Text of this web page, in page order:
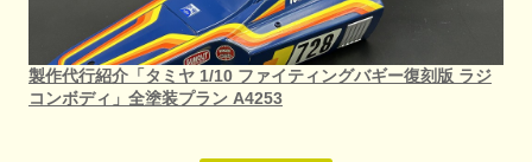
製作代行紹介「タミヤ 1/10 ファイティングバギー復刻版 ラジ
コンボディ」全塗装プラン A4253